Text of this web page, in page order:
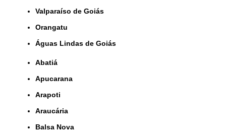
Valparaíso de Goiás
orangatu
Águas Lindas de Goiás
Abatiá
Apucarana
Arapoti
Araucária
Balsa Nova